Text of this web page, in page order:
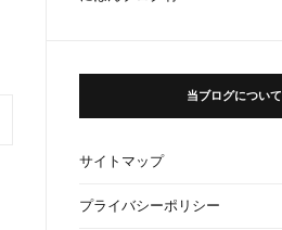
当ブログについて
サイトマップ
プライバシーポリシー